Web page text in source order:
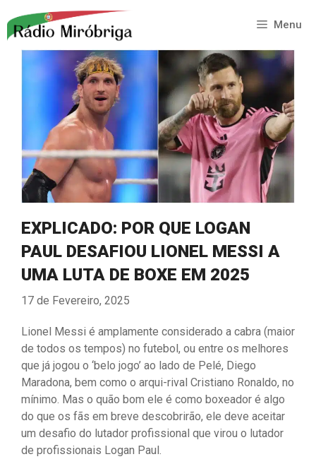
para
conteúdo
Menu
EXPLICADO: POR QUE LOGAN
PAUL DESAFIOU LIONEL MESSI A
UMA LUTA DE BOXE EM 2025
17 de Fevereiro, 2025
Lionel Messi é amplamente considerado a cabra (maior
de todos os tempos) no futebol, ou entre os melhores
que já jogou o ‘belo jogo’ ao lado de Pelé, Diego
Maradona, bem como o arqui-rival Cristiano Ronaldo, no
mínimo. Mas o quão bom ele é como boxeador é algo
do que os fãs em breve descobrirão, ele deve aceitar
um desafio do lutador profissional que virou o lutador
de profissionais Logan Paul.